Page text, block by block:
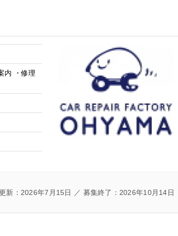
内 ・修理
新：2026年7月15日 ／ 募集終了：2026年10月14日